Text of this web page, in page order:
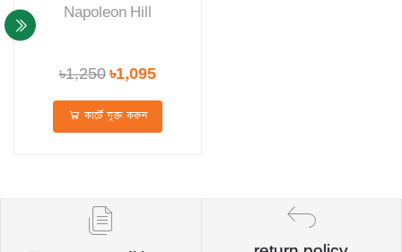
Napoleon Hill
৳1,250৳1,095
কার্টে যুক্ত করুন